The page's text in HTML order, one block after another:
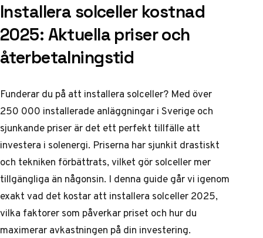
Installera solceller kostnad
2025: Aktuella priser och
återbetalningstid
Funderar du på att installera solceller? Med över
250 000 installerade anläggningar i Sverige och
sjunkande priser är det ett perfekt tillfälle att
investera i solenergi. Priserna har sjunkit drastiskt
och tekniken förbättrats, vilket gör solceller mer
tillgängliga än någonsin. I denna guide går vi igenom
exakt vad det kostar att installera solceller 2025,
vilka faktorer som påverkar priset och hur du
maximerar avkastningen på din investering.